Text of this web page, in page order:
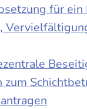
für ein